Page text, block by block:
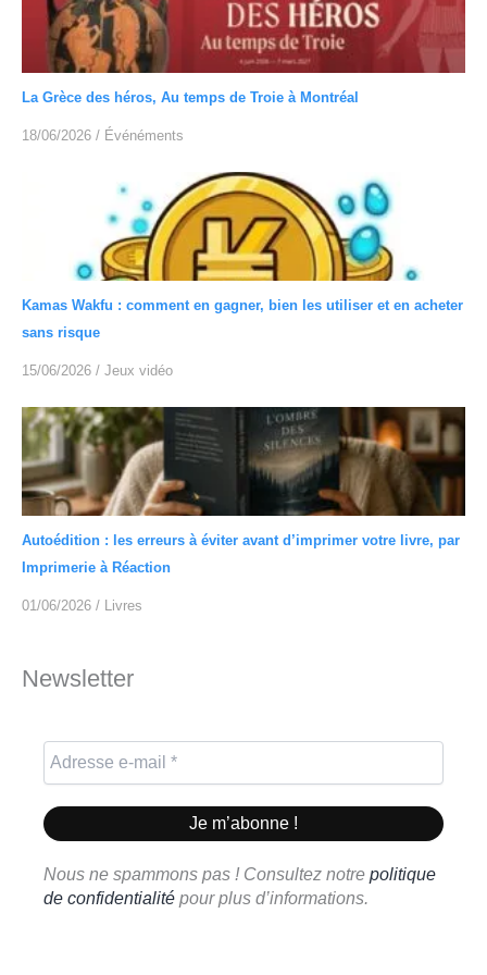
La Grèce des héros, Au temps de Troie à Montréal
18/06/2026 / Événéments
Kamas Wakfu : comment en gagner, bien les utiliser et en acheter
sans risque
15/06/2026 / Jeux vidéo
Autoédition : les erreurs à éviter avant d’imprimer votre livre, par
Imprimerie à Réaction
01/06/2026 / Livres
Newsletter
Nous ne spammons pas ! Consultez notre politique
de confidentialité pour plus d’informations.